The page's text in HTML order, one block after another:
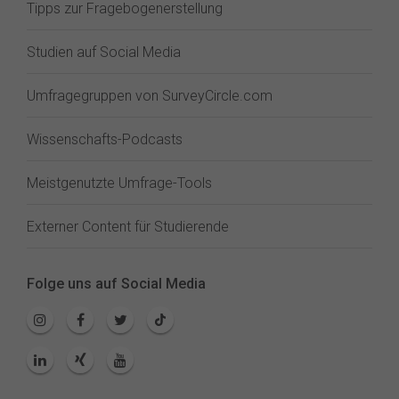
Tipps zur Fragebogenerstellung
Studien auf Social Media
Umfragegruppen von SurveyCircle.com
Wissenschafts-Podcasts
Meistgenutzte Umfrage-Tools
Externer Content für Studierende
Folge uns auf Social Media